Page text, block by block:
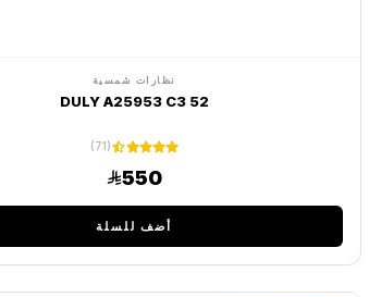
نظارات شمسية
DULY A25953 C3 52
(71)
550
أضف للسلة